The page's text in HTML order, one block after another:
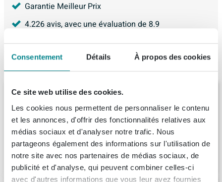
Consentement Détails À propos des cookies
Ce site web utilise des cookies.
Les cookies nous permettent de personnaliser le contenu
et les annonces, d'offrir des fonctionnalités relatives aux
médias sociaux et d'analyser notre trafic. Nous
partageons également des informations sur l'utilisation de
notre site avec nos partenaires de médias sociaux, de
publicité et d'analyse, qui peuvent combiner celles-ci
avec d'autres informations que vous leur avez fournies
Garantie Meilleur Prix
4.226avis, avec une évaluation de 8.9
BRAUER Poignée de meuble en applique -
48cm - modèle I - matériau inox -
aluminium
Livraison: 1 - 2 semaines
35,-